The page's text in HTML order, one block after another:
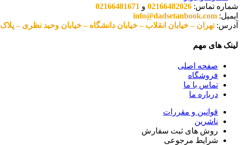
شماره تماس: 02166482026 و 02166481671
ایمیل: info@dadsetanbook.com
آدرس:تهران – خیابان انقلاب – خیابان دانشگاه – خیابان وحید نظری – پلاک 49 واحد 3 کد پستی: 1315686310
لینک های مهم
صفحه اصلی
فروشگاه
تماس با ما
درباره ما
قوانین و مقررات
ناشرین
روش های ثبت سفارش
شرایط مرجوعی